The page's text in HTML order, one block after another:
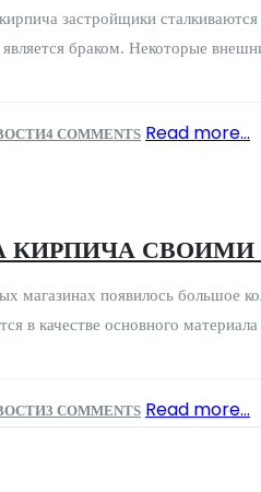
застройщики
браком. Некоторые
4 COMMENTS Read more...
КИРПИЧА СВОИМИ
магазинах появилось большое
в качестве основного
3 COMMENTS Read more...